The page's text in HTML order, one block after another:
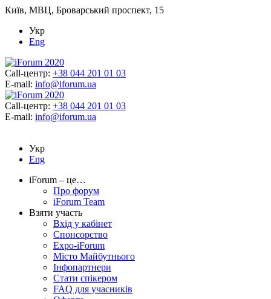
Київ, МВЦ, Броварський проспект, 15
Укр
Eng
Call-центр: +38 044 201 01 03
E-mail: info@iforum.ua
Call-центр: +38 044 201 01 03
E-mail: info@iforum.ua
Укр
Eng
iForum – це…
Про форум
iForum Team
Взяти участь
Вхід у кабінет
Спонсорство
Expo-iForum
Місто Майбутнього
Інфопартнери
Стати спікером
FAQ для учасників